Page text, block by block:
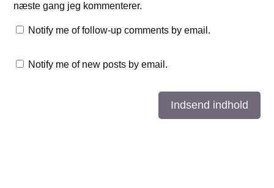
næste gang jeg kommenterer.
Notify me of follow-up comments by email.
Notify me of new posts by email.
Indsend indhold